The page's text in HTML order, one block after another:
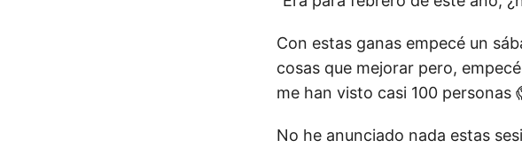
Con estas ganas empecé un
cosas que mejorar pero,
me han visto casi 100 personas
No he anunciado nada estas